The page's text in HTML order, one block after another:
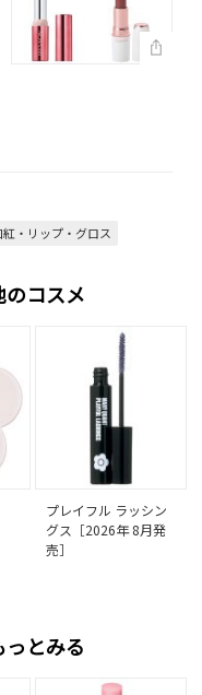
紅・リップ・グロス
コスメ
プレイフル ラッシン
グス［2026年 8月発
売］
とみる